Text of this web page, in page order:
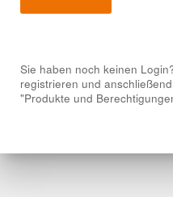
Sie haben noch keinen
registrieren und
"Produkte und